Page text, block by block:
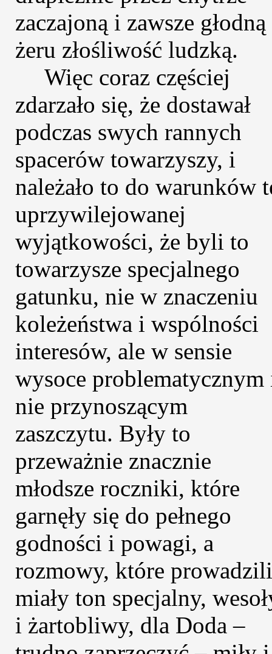
zaczajoną i zawsze głodną
żeru złośliwość ludzką.
Więc coraz częściej
zdarzało się, że dostawał
podczas swych rannych
spacerów towarzyszy, i
należało to do warunków
uprzywilejowanej
wyjątkowości, że byli to
towarzysze specjalnego
gatunku, nie w znaczeniu
koleżeństwa i wspólności
interesów, ale w sensie
wysoce problematycznym
nie przynoszącym
zaszczytu. Były to
przeważnie znacznie
młodsze roczniki, które
garnęły się do pełnego
godności i powagi, a
rozmowy, które
miały ton specjalny,
i żartobliwy, dla Doda –